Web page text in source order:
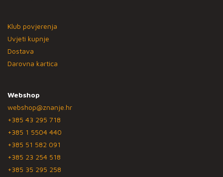
Klub povjerenja
Uvjeti kupnje
Dostava
Darovna kartica
Webshop
webshop@znanje.hr
+385 43 295 718
+385 1 5504 440
+385 51 582 091
+385 23 254 518
+385 35 295 258